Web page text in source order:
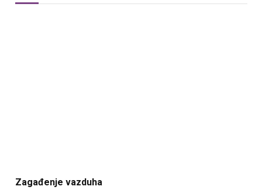
Zagađenje vazduha